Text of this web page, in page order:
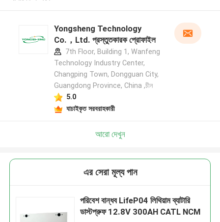
Yongsheng Technology
Co.，Ltd. প্রস্তুতকারক প্রোফাইল
7th Floor, Building 1, Wanfeng
Technology Industry Center,
Changping Town, Dongguan City,
Guangdong Province, China ,চীন
5.0
যাচাইকৃত সরবরাহকারী
আরো দেখুন
এর সেরা মূল্য পান
পরিবেশ বান্ধব LifeP04 লিথিয়াম ব্যাটারি
ডাস্টপ্রুফ 12.8V 300AH CATL NCM